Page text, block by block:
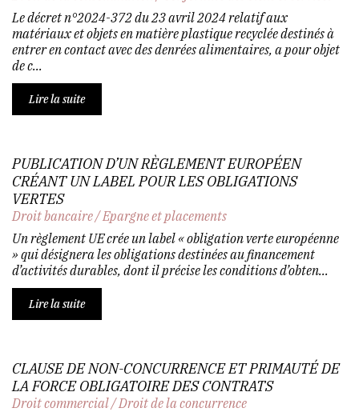
Le décret n°2024-372 du 23 avril 2024 relatif aux
matériaux et objets en matière plastique recyclée destinés à
entrer en contact avec des denrées alimentaires, a pour objet
de c...
Lire la suite
PUBLICATION D’UN RÈGLEMENT EUROPÉEN
CRÉANT UN LABEL POUR LES OBLIGATIONS
VERTES
Droit bancaire/Epargne et placements
Un règlement UE crée un label « obligation verte européenne
» qui désignera les obligations destinées au financement
d’activités durables, dont il précise les conditions d’obten...
Lire la suite
CLAUSE DE NON-CONCURRENCE ET PRIMAUTÉ DE
LA FORCE OBLIGATOIRE DES CONTRATS
Droit commercial/Droit de la concurrence